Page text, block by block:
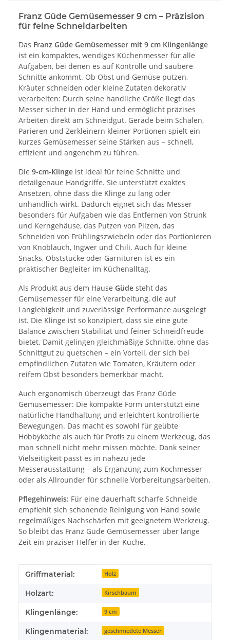
Franz Güde Gemüsemesser 9 cm – Präzision
für feine Schneidarbeiten
Das Franz Güde Gemüsemesser mit 9 cm Klingenlänge
ist ein kompaktes, wendiges Küchenmesser für alle
Aufgaben, bei denen es auf Kontrolle und saubere
Schnitte ankommt. Ob Obst und Gemüse putzen,
Kräuter schneiden oder kleine Zutaten dekorativ
verarbeiten: Durch seine handliche Größe liegt das
Messer sicher in der Hand und ermöglicht präzises
Arbeiten direkt am Schneidgut. Gerade beim Schälen,
Parieren und Zerkleinern kleiner Portionen spielt ein
kurzes Gemüsemesser seine Stärken aus – schnell,
effizient und angenehm zu führen.
Die 9-cm-Klinge ist ideal für feine Schnitte und
detailgenaue Handgriffe. Sie unterstützt exaktes
Ansetzen, ohne dass die Klinge zu lang oder
unhandlich wirkt. Dadurch eignet sich das Messer
besonders für Aufgaben wie das Entfernen von Strunk
und Kerngehäuse, das Putzen von Pilzen, das
Schneiden von Frühlingszwiebeln oder das Portionieren
von Knoblauch, Ingwer und Chili. Auch für kleine
Snacks, Obststücke oder Garnituren ist es ein
praktischer Begleiter im Küchenalltag.
Als Produkt aus dem Hause Güde steht das
Gemüsemesser für eine Verarbeitung, die auf
Langlebigkeit und zuverlässige Performance ausgelegt
ist. Die Klinge ist so konzipiert, dass sie eine gute
Balance zwischen Stabilität und feiner Schneidfreude
bietet. Damit gelingen gleichmäßige Schnitte, ohne das
Schnittgut zu quetschen – ein Vorteil, der sich bei
empfindlichen Zutaten wie Tomaten, Kräutern oder
reifem Obst besonders bemerkbar macht.
Auch ergonomisch überzeugt das Franz Güde
Gemüsemesser: Die kompakte Form unterstützt eine
natürliche Handhaltung und erleichtert kontrollierte
Bewegungen. Das macht es sowohl für geübte
Hobbyköche als auch für Profis zu einem Werkzeug, das
man schnell nicht mehr missen möchte. Dank seiner
Vielseitigkeit passt es in nahezu jede
Messerausstattung – als Ergänzung zum Kochmesser
oder als Allrounder für schnelle Vorbereitungsarbeiten.
Pflegehinweis: Für eine dauerhaft scharfe Schneide
empfiehlt sich schonende Reinigung von Hand sowie
regelmäßiges Nachschärfen mit geeignetem Werkzeug.
So bleibt das Franz Güde Gemüsemesser über lange
Zeit ein präziser Helfer in der Küche.
Produkteigenschaft
Wert
Griffmaterial: Holz
Holzart: Kirschbaum
Klingenlänge: 9 cm
Klingenmaterial: geschmiedete Messer